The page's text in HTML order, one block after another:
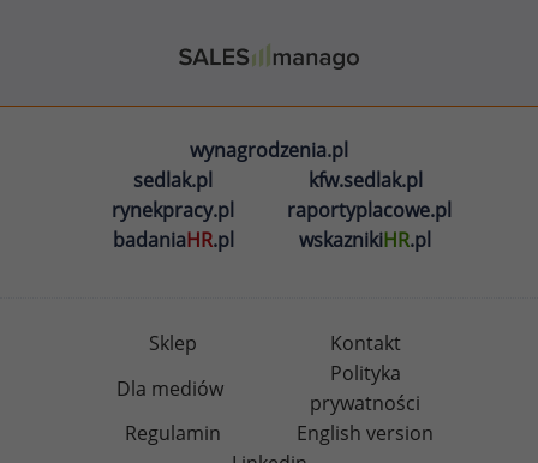
wynagrodzenia.pl
sedlak.pl
kfw.sedlak.pl
rynekpracy.pl
raportyplacowe.pl
badaniaHR.pl wskaznikiHR.pl
Sklep
Kontakt
Dla mediów
Polityka
prywatności
Regulamin
English version